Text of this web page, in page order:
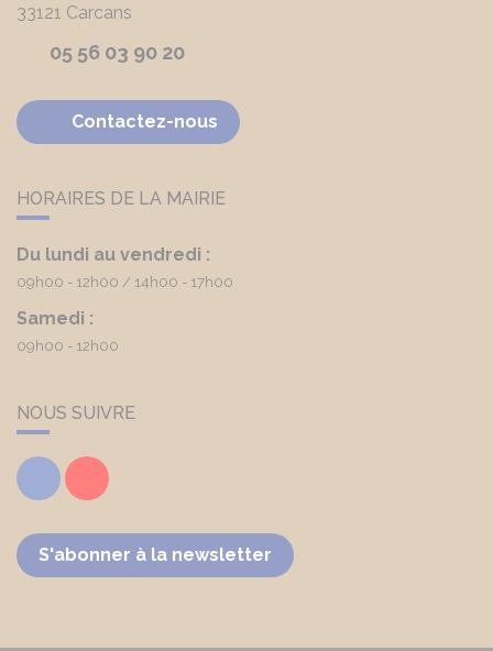
33121 Carcans
05 56 03 90 20
Contactez-nous
HORAIRES DE LA MAIRIE
Du lundi au vendredi :
09h00 - 12h00 14h00 - 17h00
Samedi :
09h00 - 12h00
NOUS SUIVRE
FacebookYoutube
S'abonner à la newsletter